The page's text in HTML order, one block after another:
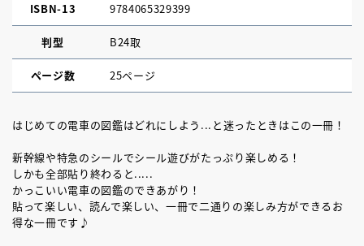
ISBN-13 9784065329399
判型 B24取
ページ数 25ページ
はじめての電車の図鑑はどれにしよう...と迷ったときはこの一冊！
新幹線や特急のシールでシール遊びがたっぷり楽しめる！
しかも全部貼り終わると.....
かっこいい電車の図鑑のできあがり！
貼って楽しい、読んで楽しい、一冊で二通りの楽しみ方ができるお
得な一冊です♪